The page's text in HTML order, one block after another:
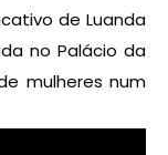
de Luanda
no Palácio da
mulheres num